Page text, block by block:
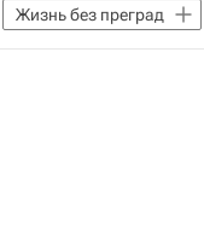
Жизнь без преград
Школа волонтера